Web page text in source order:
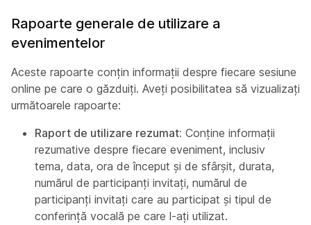
Rapoarte generale de utilizare a
evenimentelor
Aceste rapoarte conțin informații despre fiecare sesiune
online pe care o găzduiți. Aveți posibilitatea să vizualizați
următoarele rapoarte:
Raport de utilizare rezumat: Conține informații
rezumative despre fiecare eveniment, inclusiv
tema, data, ora de început și de sfârșit, durata,
numărul de participanți invitați, numărul de
participanți invitați care au participat și tipul de
conferință vocală pe care l-ați utilizat.